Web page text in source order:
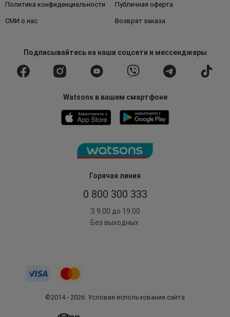
Горячая линия
0 800 300 333
З 9:00 до 19:00
Без выходных
Политика конфиденциальности Публичная оферта
СМИ о нас Возврат заказа
Подписывайтесьна наши соцсети и мессенджеры
Watsons в вашем смартфоне
©2014 - 2026. Условия использования сайта